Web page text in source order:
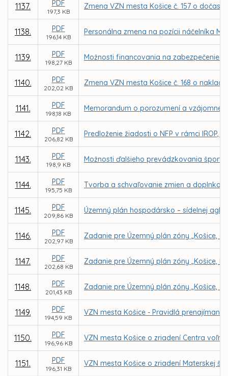
1137. PDF
197,3 KB
Zmena VZN mesta Košice č. 157 o
1138. PDF
196,14 KB
Personálna zmena na pozícii náčelníka
1139. PDF
198,27 KB
Možnosti financovania na zabezpečenie
1140. PDF
202,02 KB
Zmena VZN mesta Košice č. 168 o
1141. PDF
198,18 KB
Memorandum o porozumení a vzájomnej
1142. PDF
206,82 KB
Predloženie žiadosti o NFP v rámci
1143. PDF
198,9 KB
Možnosti ďalšieho prevádzkovania
1144. PDF
195,75 KB
Tvorba a schvaľovanie zmien a doplnkov
1145. PDF
209,86 KB
Územný plán hospodársko – sídelnej
1146. PDF
202,97 KB
Zadanie pre Územný plán zóny „Košice,
1147. PDF
202,68 KB
Zadanie pre Územný plán zóny „Košice,
1148. PDF
201,43 KB
Zadanie pre Územný plán zóny „Košice,
1149. PDF
194,59 KB
VZN mesta Košice - Pravidlá
1150. PDF
196,96 KB
VZN mesta Košice o zriadení Centra
1151. PDF
196,31 KB
VZN mesta Košice o zriadení Materskej